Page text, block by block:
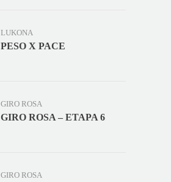
LUKONA
PESO X PACE
GIRO ROSA
GIRO ROSA – ETAPA 6
GIRO ROSA